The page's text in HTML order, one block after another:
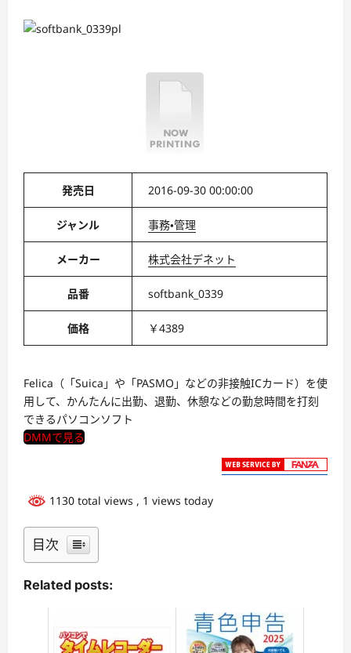
発売日 2016-09-30 00:00:00
ジャンル 事務・管理
メーカー 株式会社デネット
品番 softbank_0339
価格 ￥4389
Felica（「Suica」や「PASMO」などの非接触ICカード）を使
用して、かんたんに出勤、退勤、休憩などの勤怠時間を打刻
できるパソコンソフト
DMMで見る
1130 total views , 1 views today
目次
Related posts: